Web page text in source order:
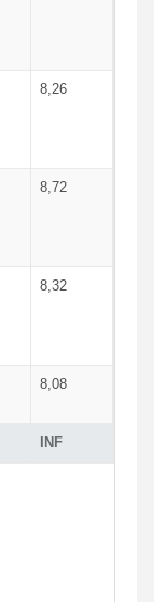
INF
8,26
8,72
8,32
8,08